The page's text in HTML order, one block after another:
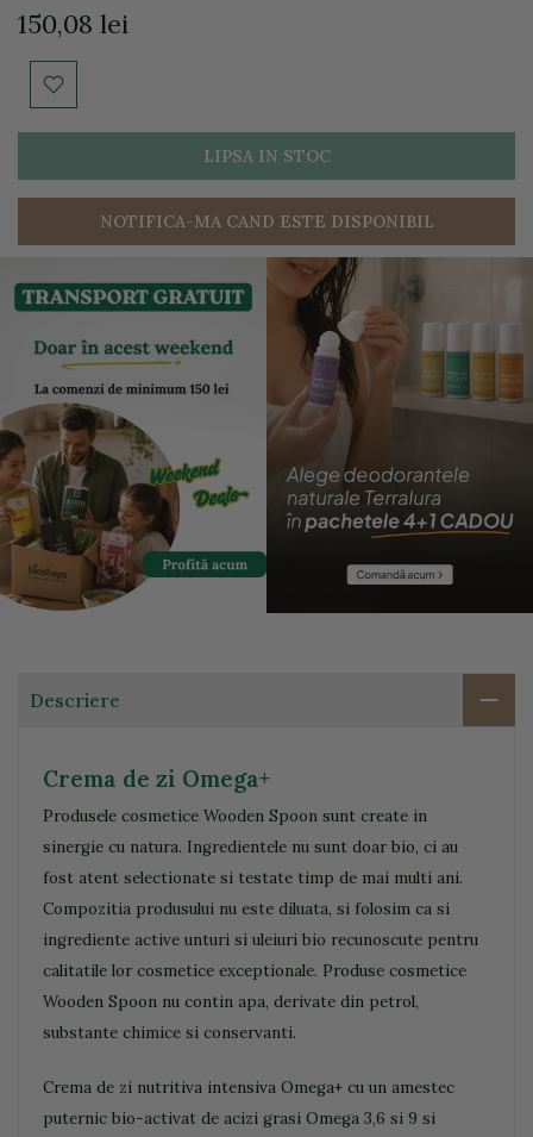
150,08 lei
LIPSA IN STOC
NOTIFICA-MA CAND ESTE DISPONIBIL
Descriere
Crema de zi Omega+
Produsele cosmetice Wooden Spoon sunt create in
sinergie cu natura. Ingredientele nu sunt doar bio, ci au
fost atent selectionate si testate timp de mai multi ani.
Compozitia produsului nu este diluata, si folosim ca si
ingrediente active unturi si uleiuri bio recunoscute pentru
calitatile lor cosmetice exceptionale. Produse cosmetice
Wooden Spoon nu contin apa, derivate din petrol,
substante chimice si conservanti.
Crema de zi nutritiva intensiva Omega+ cu un amestec
puternic bio-activat de acizi grasi Omega 3,6 si 9 si